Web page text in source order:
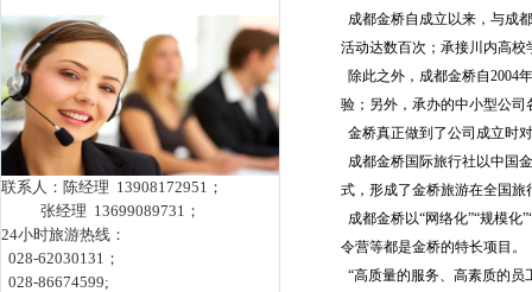
联系人：陈经理 13908172951；
张经理 13699089731；
24小时旅游热线：
028-62030131；
028-86674599;
成都金桥自成立以来，与成
活动达数百次；承接川内高
除此之外，成都金桥自2004
验；另外，承办的中小型公
金桥真正做到了公司成立时
成都金桥国际旅行社以中国
式，形成了金桥旅游在全国旅
成都金桥以“网络化”“规模
令营等都是金桥的特长项目。
“高质量的服务、高素质的员